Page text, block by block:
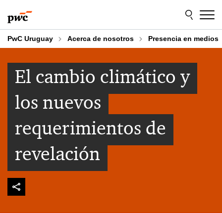
to
content
to
footer
PwC Uruguay Acerca de nosotros Presencia en medios
El cambio climático y
los nuevos
requerimientos de
revelación